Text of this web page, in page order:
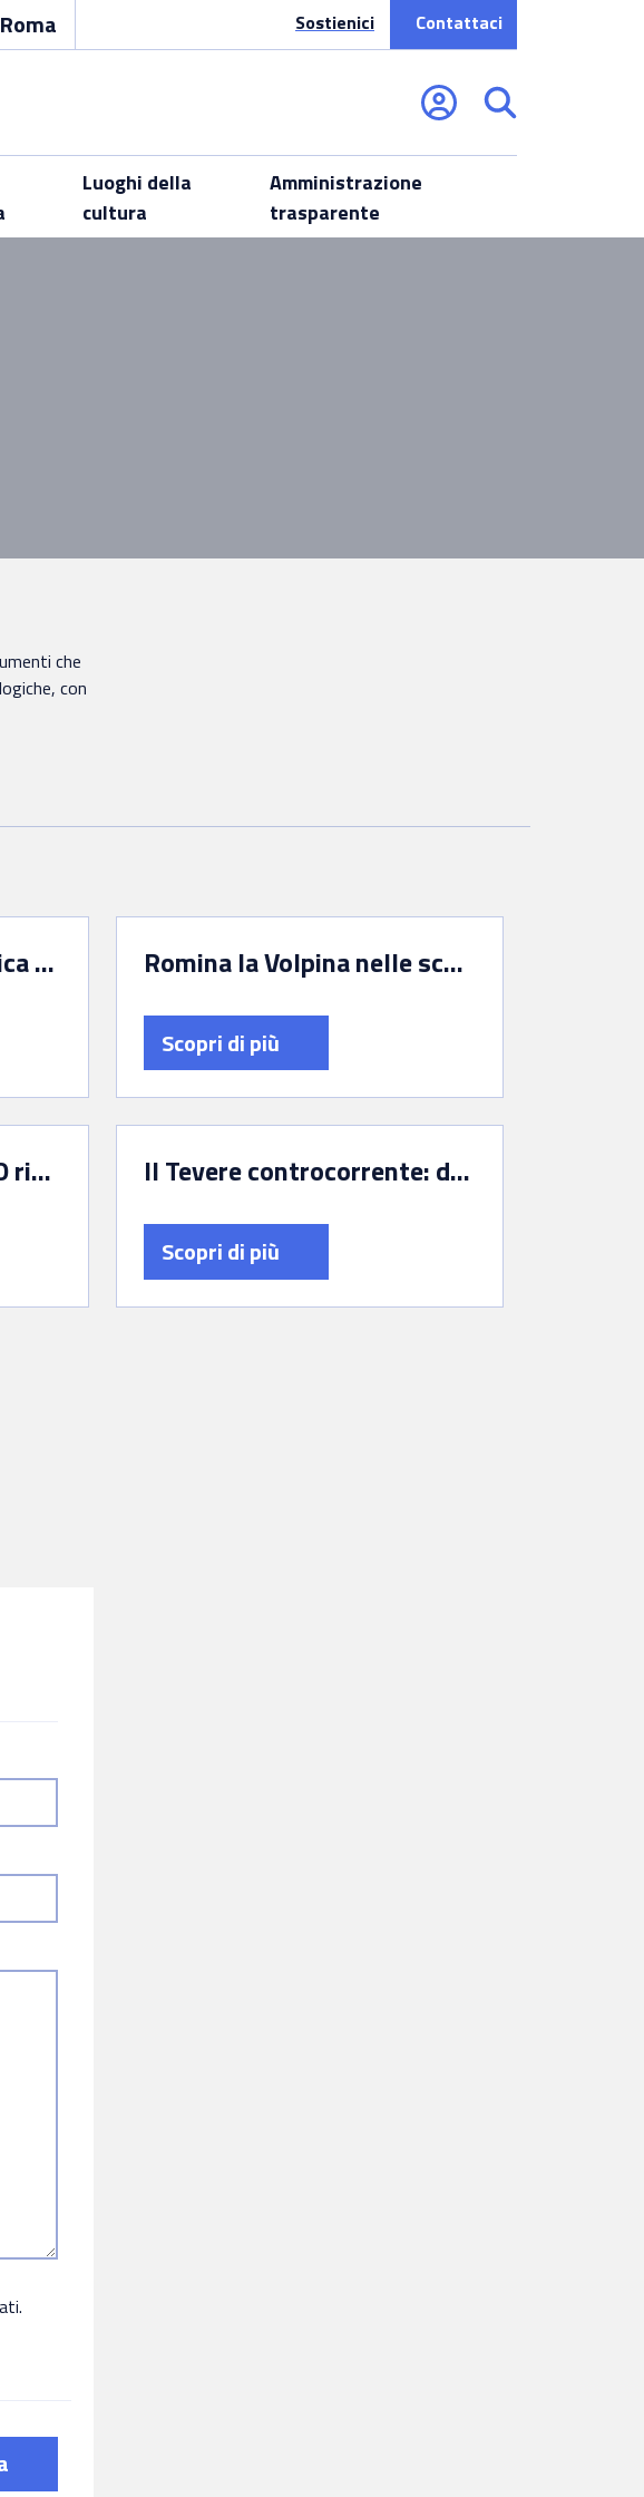
Sostienici Contattaci
Luoghi della
cultura
Amministrazione
trasparente
che
con
Corso di Educazione civica al Patrimonio al Drugstore Museum Romina la Volpina nelle scuole
Scopri di più
Hidden Heritage – PCTO rivolto agli studenti delle scuole secondarie di secondo grado in collaborazione con l’Università degli Studi Roma Tre Il Tevere controcorrente: dal Porto romano di Ostia alle banchine commerciali di Testaccio
Scopri di più